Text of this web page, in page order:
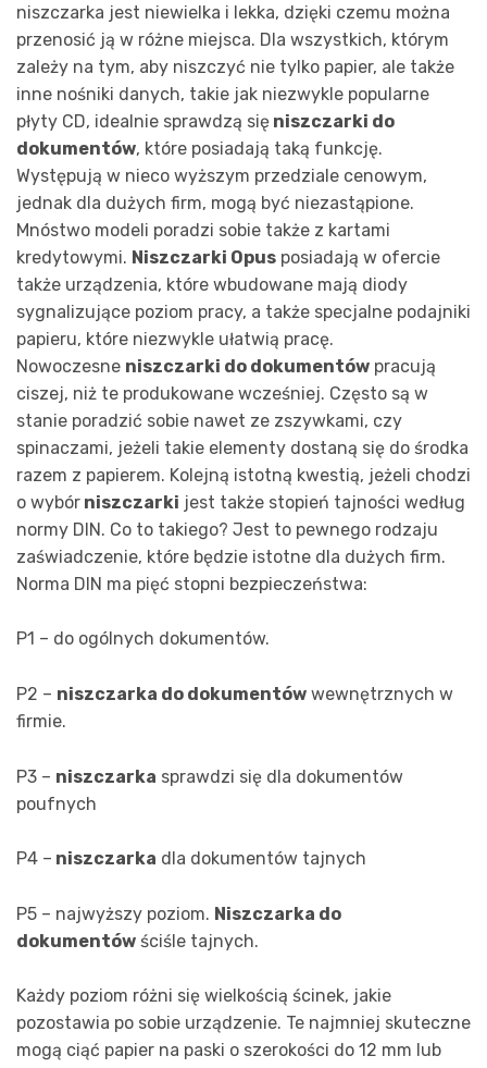
niszczarka jest niewielka i lekka, dzięki czemu można
przenosić ją w różne miejsca. Dla wszystkich, którym
zależy na tym, aby niszczyć nie tylko papier, ale także
inne nośniki danych, takie jak niezwykle popularne
płyty CD, idealnie sprawdzą się niszczarki do
dokumentów, które posiadają taką funkcję.
Występują w nieco wyższym przedziale cenowym,
jednak dla dużych firm, mogą być niezastąpione.
Mnóstwo modeli poradzi sobie także z kartami
kredytowymi. Niszczarki Opus posiadają w ofercie
także urządzenia, które wbudowane mają diody
sygnalizujące poziom pracy, a także specjalne podajniki
papieru, które niezwykle ułatwią pracę.
Nowoczesne niszczarki do dokumentów pracują
ciszej, niż te produkowane wcześniej. Często są w
stanie poradzić sobie nawet ze zszywkami, czy
spinaczami, jeżeli takie elementy dostaną się do środka
razem z papierem. Kolejną istotną kwestią, jeżeli chodzi
o wybór niszczarki jest także stopień tajności według
normy DIN. Co to takiego? Jest to pewnego rodzaju
zaświadczenie, które będzie istotne dla dużych firm.
Norma DIN ma pięć stopni bezpieczeństwa:
P1 – do ogólnych dokumentów.
P2 – niszczarka do dokumentów wewnętrznych w
firmie.
P3 – niszczarka sprawdzi się dla dokumentów
poufnych
P4 – niszczarka dla dokumentów tajnych
P5 – najwyższy poziom. Niszczarka do
dokumentów ściśle tajnych.
Każdy poziom różni się wielkością ścinek, jakie
pozostawia po sobie urządzenie. Te najmniej skuteczne
mogą ciąć papier na paski o szerokości do 12 mm lub